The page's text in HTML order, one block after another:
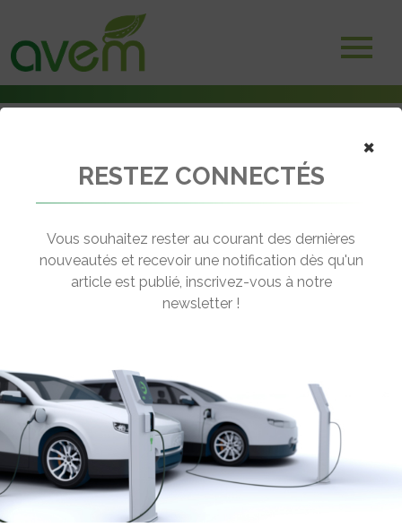
Courtier en assurance auto moins chère : la méthode pour payer le
← Revenir aux actualités
COURTIER EN ASSURANCE AUTO
MOINS CHÈRE : LA MÉTHODE POUR
PAYER LE JUSTE PRIX
Rédigé par Publireportage le 17 Déc 2025 à 13:26
commentaires
×
RESTEZ CONNECTÉS
Vous souhaitez rester au courant des dernières
nouveautés et recevoir une notification dès qu'un
article est publié, inscrivez-vous à notre
newsletter !